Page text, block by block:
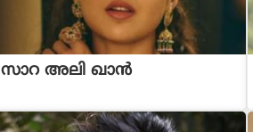
സാറ അലി ഖാൻ